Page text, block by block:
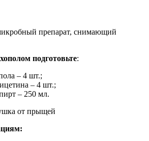
препарат, снимающий
подготовьте:
‒ 4 шт.;
‒ 4 шт.;
‒ 250 мл.